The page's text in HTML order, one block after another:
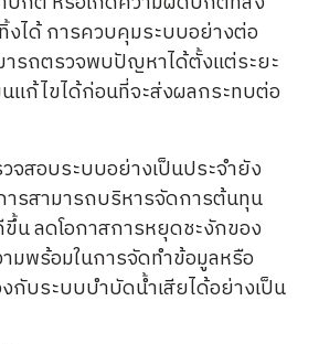
ได้ การควบคุมระบบอย่างต่อ
ารถตรวจพบปัญหาได้ตั้งแต่ระยะ
นแก้ไขได้ก่อนที่จะส่งผลกระทบต่อ
จสอบระบบอย่างเป็นประจำยัง
รสามารถบริหารจัดการต้นทุน
น ลดโอกาสการหยุดชะงักของ
มพร้อมในการจัดทำข้อมูลหรือ
กับระบบบำบัดน้ำเสียได้อย่างเป็น